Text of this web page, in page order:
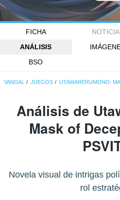
FICHA
ANÁLISIS
BSO
VANDAL JUEGOS UTAWARERUMONO:
Análisis de
Mask of
Novela visual de intrigas
rol